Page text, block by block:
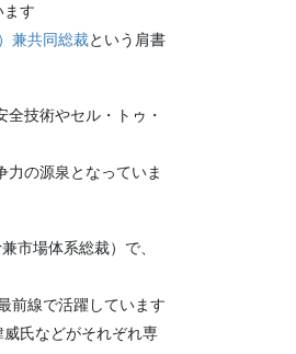
ます
兼共同総裁という肩書
技術やセル・トゥ・
力の源泉となっていま
市場体系総裁）で、
前線で活躍しています
氏などがそれぞれ専